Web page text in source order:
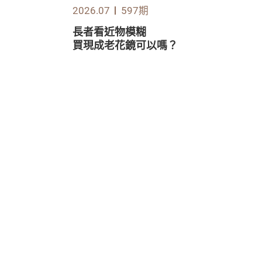
2026.07 597期
長者看近物模糊
買現成老花鏡可以嗎？